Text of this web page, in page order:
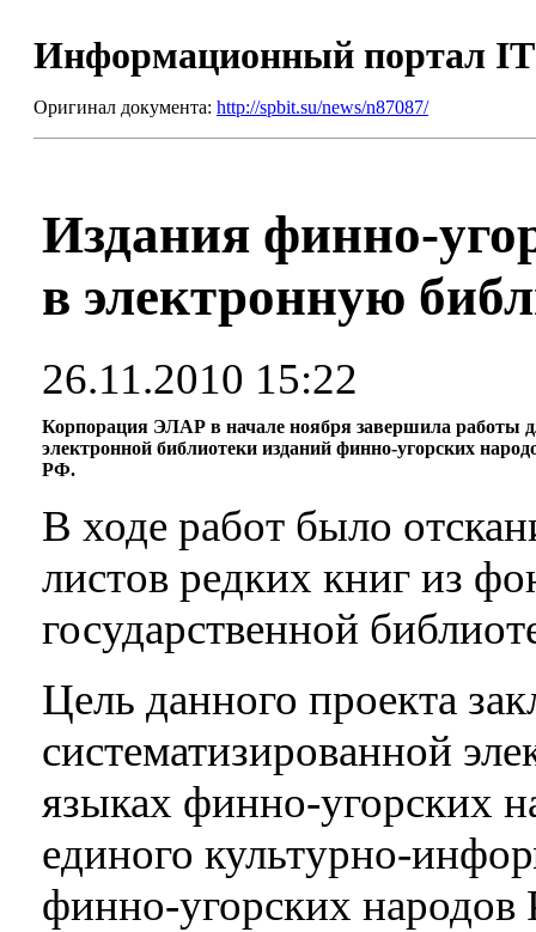
Информационный портал
Оригинал документа: http://spbit.su/news/n87087/
Издания финно-
в электронную
26.11.2010 15:22
Корпорация ЭЛАР в начале ноября завершила работы
электронной библиотеки изданий финно-угорских
РФ.
В ходе работ было
листов редких книг из
государственной
Цель данного проекта
систематизированной
языках финно-угорских
единого культурно-
финно-угорских народов